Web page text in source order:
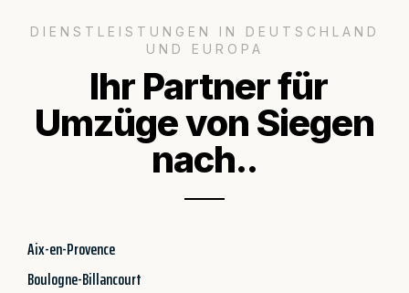
DIENSTLEISTUNGEN IN DEUTSCHLAND
UND EUROPA
Ihr Partner für
Umzüge von Siegen
nach..
Aix-en-Provence
Boulogne-Billancourt